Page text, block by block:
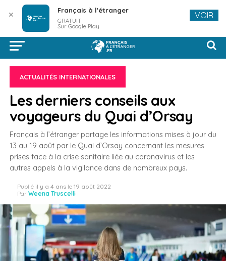
ACTUALITÉS INTERNATIONALES
Les derniers conseils aux
voyageurs du Quai d’Orsay
Français à l’étranger partage les informations mises à jour du
13 au 19 août par le Quai d’Orsay concernant les mesures
prises face à la crise sanitaire liée au coronavirus et les
autres appels à la vigilance dans de nombreux pays.
Publié il y a 4 ans le 19 août 2022
Par Weena Truscelli
✕ Français à l'étranger
GRATUIT
Sur Google Play
VOIR